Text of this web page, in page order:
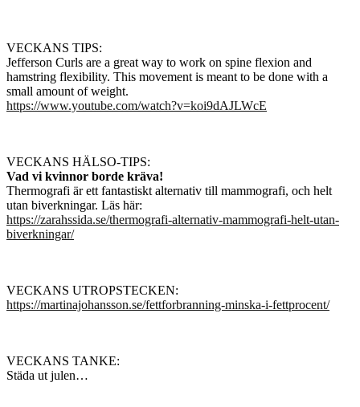
VECKANS TIPS:
Jefferson Curls are a great way to work on spine flexion and
hamstring flexibility. This movement is meant to be done with a
small amount of weight.
https://www.youtube.com/watch?v=koi9dAJLWcE
VECKANS HÄLSO-TIPS:
Vad vi kvinnor borde kräva!
Thermografi är ett fantastiskt alternativ till mammografi, och helt
utan biverkningar. Läs här:
https://zarahssida.se/thermografi-alternativ-mammografi-helt-utan-
biverkningar/
VECKANS UTROPSTECKEN:
https://martinajohansson.se/fettforbranning-minska-i-fettprocent/
VECKANS TANKE:
Städa ut julen…